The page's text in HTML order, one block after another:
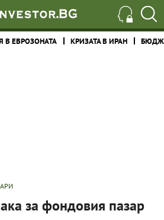
В ЕВРОЗОНАТА КРИЗАТА В ИРАН
за фондовия пазар